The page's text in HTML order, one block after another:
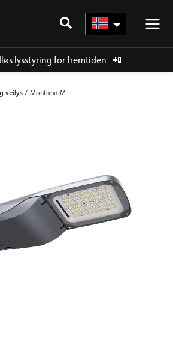
lysstyring for fremtiden 📲
veilys / Montana M